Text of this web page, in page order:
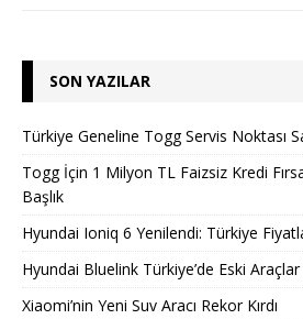
SON YAZILAR
Türkiye Geneline Togg Servis Noktası
Togg İçin 1 Milyon TL Faizsiz Kredi
Başlık
Hyundai Ioniq 6 Yenilendi: Türkiye
Hyundai Bluelink Türkiye’de Eski
Xiaomi’nin Yeni Suv Aracı Rekor Kırdı